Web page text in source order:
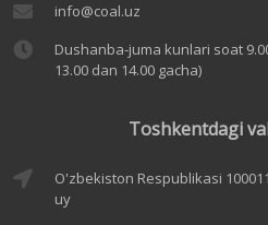
info@coal.uz
Dushanba-juma kunlari soat
13.00 dan 14.00 gacha)
Toshkentdagi
O'zbekiston Respublikasi
uy